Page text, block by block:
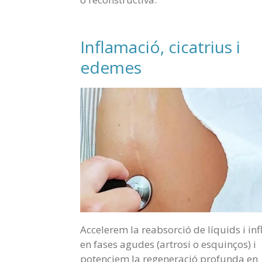
Inflamació, cicatrius i
edemes
Accelerem la reabsorció de líquids i
en fases agudes (artrosi o esquinços) i
potenciem la regeneració profunda en